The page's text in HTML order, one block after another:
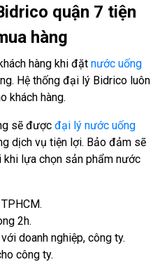
quận 7 tiện
hàng
hàng khi đặt nước uống
Hệ thống đại lý Bidrico luôn
khách hàng.
sẽ được đại lý nước uống
dịch vụ tiện lợi. Bảo đảm sẽ
lựa chọn sản phẩm nước
2h.
doanh nghiệp, công ty.
công ty.